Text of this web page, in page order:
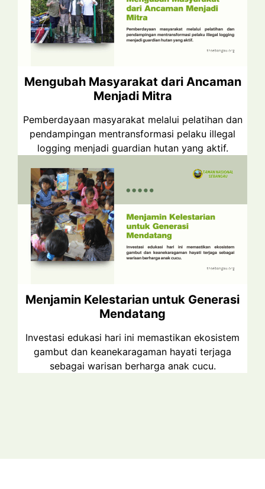
Mengubah Masyarakat dari Ancaman
Menjadi Mitra
Pemberdayaan masyarakat melalui pelatihan dan
pendampingan mentransformasi pelaku illegal
logging menjadi guardian hutan yang aktif.
Menjamin Kelestarian untuk Generasi
Mendatang
Investasi edukasi hari ini memastikan ekosistem
gambut dan keanekaragaman hayati terjaga
sebagai warisan berharga anak cucu.